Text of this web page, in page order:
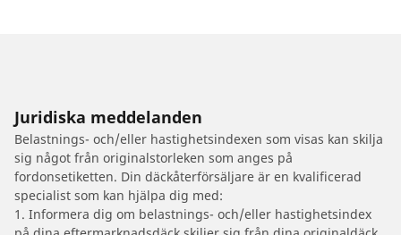
Juridiska meddelanden
Belastnings- och/eller hastighetsindexen som visas kan skilja
sig något från originalstorleken som anges på
fordonsetiketten. Din däckåterförsäljare är en kvalificerad
specialist som kan hjälpa dig med:
1. Informera dig om belastnings- och/eller hastighetsindex